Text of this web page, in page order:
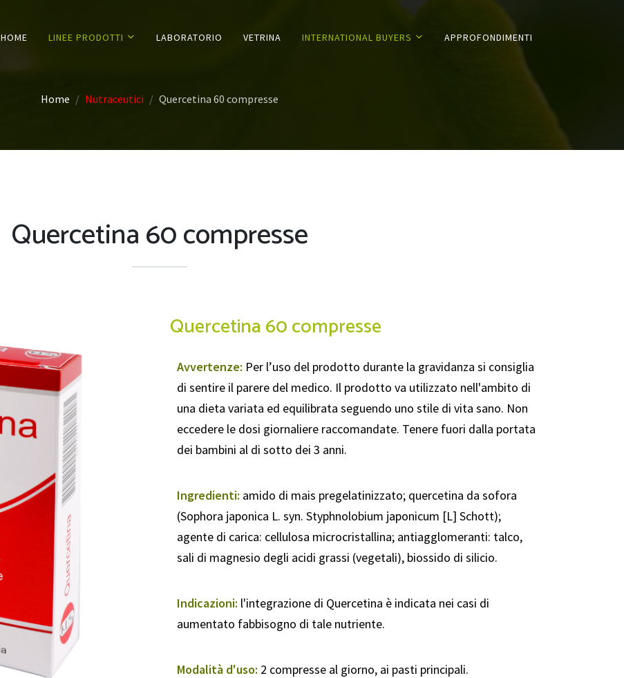
HOME LINEE PRODOTTI LABORATORIO VETRINA INTERNATIONAL BUYERS APPROFONDIMENTI
Home Nutraceutici Quercetina 60 compresse
Quercetina 60 compresse
Quercetina 60 compresse
Avvertenze: Per l’uso del prodotto durante la gravidanza si consiglia
di sentire il parere del medico. Il prodotto va utilizzato nell'ambito di
una dieta variata ed equilibrata seguendo uno stile di vita sano. Non
eccedere le dosi giornaliere raccomandate. Tenere fuori dalla portata
dei bambini al di sotto dei 3 anni.
Ingredienti: amido di mais pregelatinizzato; quercetina da sofora
(Sophora japonica L. syn. Styphnolobium japonicum [L] Schott);
agente di carica: cellulosa microcristallina; antiagglomeranti: talco,
sali di magnesio degli acidi grassi (vegetali), biossido di silicio.
Indicazioni: l'integrazione di Quercetina è indicata nei casi di
aumentato fabbisogno di tale nutriente.
Modalità d'uso: 2 compresse al giorno, ai pasti principali.